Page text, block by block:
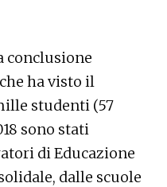
conclusione
ha visto il
studenti (57
sono stati
di Educazione
dalle scuole